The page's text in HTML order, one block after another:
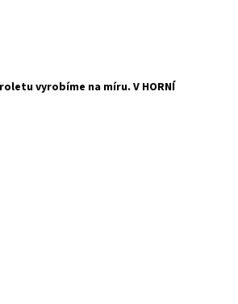
roletu vyrobíme na míru. V HORNÍ